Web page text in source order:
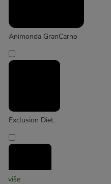
Animonda GranCarno
Exclusion Diet
više